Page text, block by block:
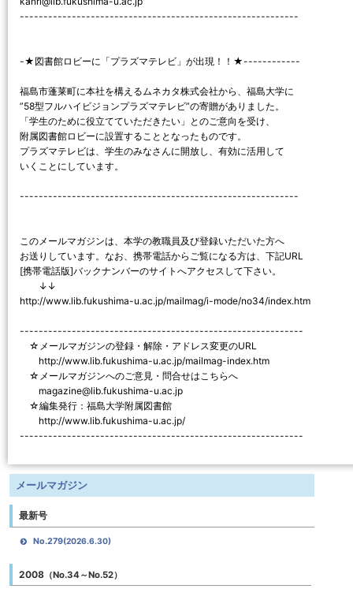
-----------------------------------------------------------
-★図書館ロビーに「プラズマテレビ」が出現！！★------------
福島市蓬莱町に本社を構えるムネカタ株式会社から、福島大学に
”58型フルハイビジョンプラズマテレビ”の寄贈がありました。
「学生のために役立てていただきたい」とのご意向を受け、
附属図書館ロビーに設置することとなったものです。
プラズマテレビは、学生のみなさんに開放し、有効に活用して
いくことにしています。
-----------------------------------------------------------
このメールマガジンは、本学の教職員及び登録いただいた方へ
お送りしています。なお、携帯電話からご覧になる方は、下記URL
[携帯電話版]バックナンバーのサイトへアクセスして下さい。
↓↓
http://www.lib.fukushima-u.ac.jp/mailmag/i-mode/no34/index.htm
------------------------------------------------------------
☆メールマガジンの登録・解除・アドレス変更のURL
http://www.lib.fukushima-u.ac.jp/mailmag-index.htm
☆メールマガジンへのご意見・問合せはこちらへ
magazine@lib.fukushima-u.ac.jp
☆編集発行：福島大学附属図書館
http://www.lib.fukushima-u.ac.jp/
------------------------------------------------------------
メールマガジン
最新号
No.279(2026.6.30)
2008（No.34～No.52）